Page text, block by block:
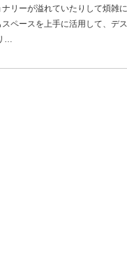
ナリーが溢れていたりして煩雑
スペースを上手に活用して、デ
…